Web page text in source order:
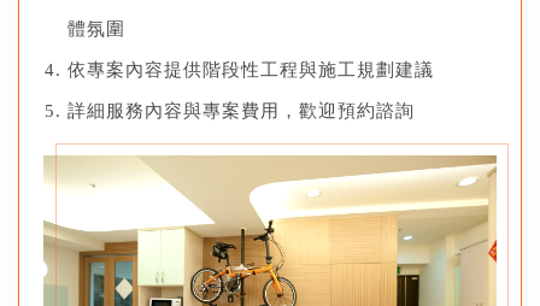
體氛圍
依專案內容提供階段性工程與施工規劃建議
詳細服務內容與專案費用，歡迎預約諮詢